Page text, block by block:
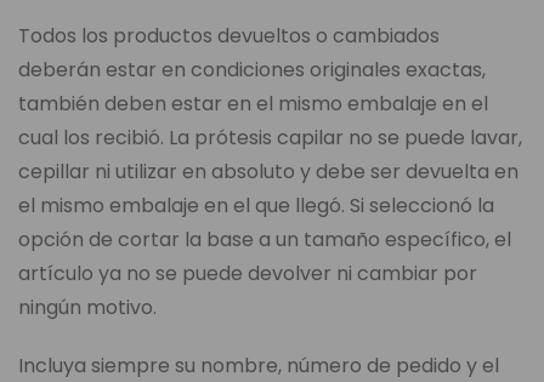
Todos los productos devueltos o cambiados
deberán estar en condiciones originales exactas,
también deben estar en el mismo embalaje en el
cual los recibió. La prótesis capilar no se puede lavar,
cepillar ni utilizar en absoluto y debe ser devuelta en
el mismo embalaje en el que llegó. Si seleccionó la
opción de cortar la base a un tamaño específico, el
artículo ya no se puede devolver ni cambiar por
ningún motivo.
Incluya siempre su nombre, número de pedido y el